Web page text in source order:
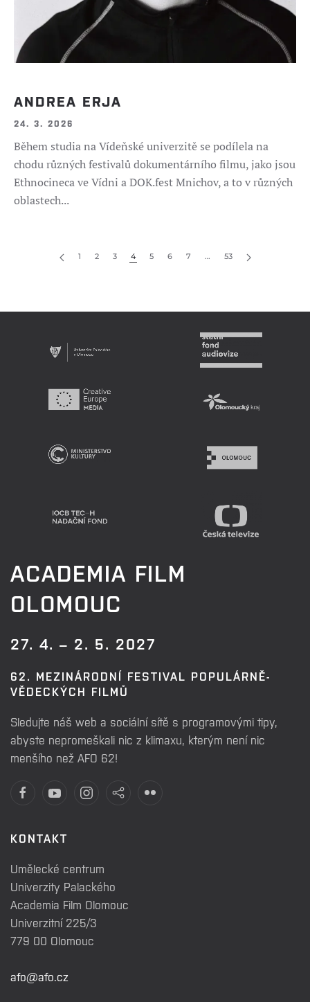
ANDREA ERJA
24. 3. 2026
Během studia na Vídeňské univerzitě se podílela na
chodu různých festivalů dokumentárního filmu, jako jsou
Ethnocineca ve Vídni a DOK.fest Mnichov, a to v různých
oblastech...
1 2 3 4 5 6 7 … 53
ACADEMIA FILM
OLOMOUC
27. 4. – 2. 5. 2027
62. MEZINÁRODNÍ FESTIVAL POPULÁRNĚ-
VĚDECKÝCH FILMŮ
Sledujte náš web a sociální sítě s programovými tipy,
abyste nepromeškali nic z klimaxu, kterým není nic
menšího než AFO 62!
KONTAKT
Umělecké centrum
Univerzity Palackého
Academia Film Olomouc
Univerzitní 225/3
779 00 Olomouc
afo@afo.cz